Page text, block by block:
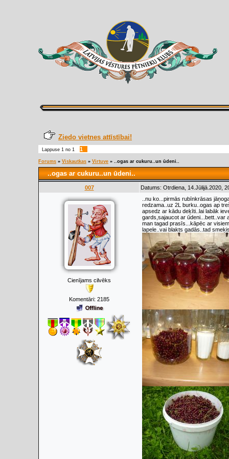
Ziedo vietnes attīstībai!
Lappuse 1 no 1 1
Forums » Viskautkas » Virtuve » ..ogas ar cukuru..un ūdeni..
..ogas ar cukuru..un ūdeni..
007 Datums: Otrdiena, 14.Jūlijā.2020,
Cienījams cilvēks
Komentāri: 2185
..nu ko...pirmās rubīnkrāsas
redzama..uz 2L burku..ogas ap
apsedz ar kādu deķīti..lai labāk
gards,sajaucot ar ūdeni...bett..var
man tagad prasīs...kāpēc ar
lapele..vai blakts gadās..tad